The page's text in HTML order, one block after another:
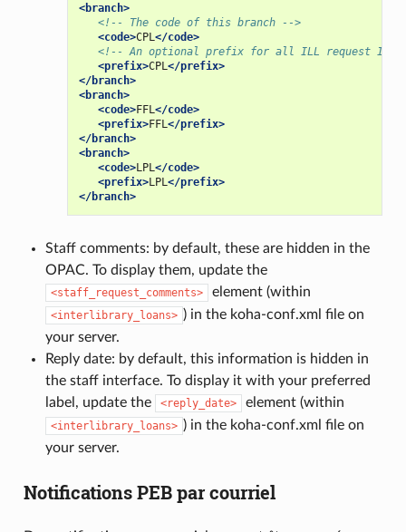
<branch>
<!-- The code of this branch -->
<code>CPL</code>
<!-- An optional prefix for all ILL request IDs
<prefix>CPL</prefix>
</branch>
<branch>
<code>FFL</code>
<prefix>FFL</prefix>
</branch>
<branch>
<code>LPL</code>
<prefix>LPL</prefix>
</branch>
Staff comments: by default, these are hidden in the
OPAC. To display them, update the
<staff_request_comments> element (within
<interlibrary_loans> ) in the koha-conf.xml file on
your server.
Reply date: by default, this information is hidden in
the staff interface. To display it with your preferred
label, update the
<reply_date> element (within
<interlibrary_loans> ) in the koha-conf.xml file on
your server.
Notifications PEB par courriel